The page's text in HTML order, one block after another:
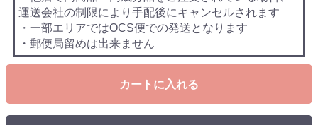
運送会社の制限により手配後にキャンセルされます
・一部エリアではOCS便での発送となります
・郵便局留めは出来ません
カートに入れる